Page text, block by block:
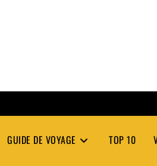
GUIDE DE VOYAGE TOP 10